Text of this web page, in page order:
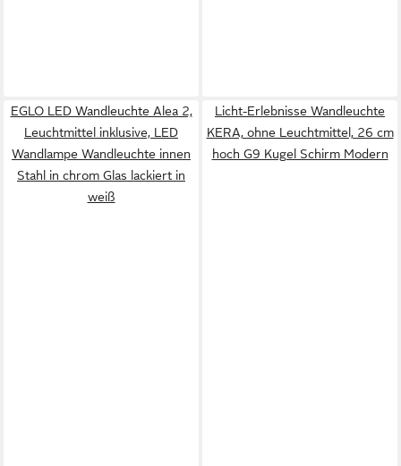
EGLO LED Wandleuchte Alea 2,
Leuchtmittel inklusive, LED
Wandlampe Wandleuchte innen
Stahl in chrom Glas lackiert in
weiß
Licht-Erlebnisse Wandleuchte
KERA, ohne Leuchtmittel, 26 cm
hoch G9 Kugel Schirm Modern